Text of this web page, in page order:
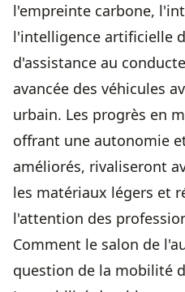
l'empreinte carbone,
l'intelligence artificielle
d'assistance au
avancée des véhicules
urbain. Les progrès en
offrant une autonomie
améliorés, rivaliseront
les matériaux légers et
l'attention des
Comment le salon de
question de la mobilité